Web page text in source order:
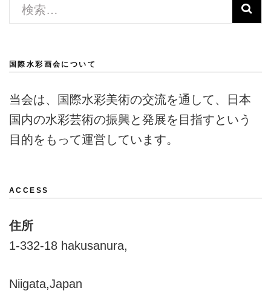
検
国際水彩画会について
当会は、国際水彩美術の交流を通して、日本
国内の水彩芸術の振興と発展を目指すという
目的をもって運営しています。
ACCESS
住所
1-332-18 hakusanura,
Niigata,Japan